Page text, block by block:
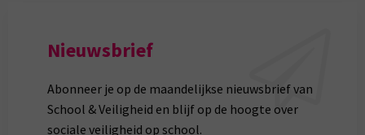
Nieuwsbrief
Abonneer je op de maandelijkse nieuwsbrief van
School & Veiligheid en blijf op de hoogte over
sociale veiligheid op school.